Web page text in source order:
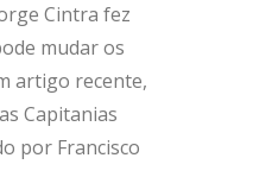
Cintra fez
mudar os
artigo recente,
Capitanias
por Francisco